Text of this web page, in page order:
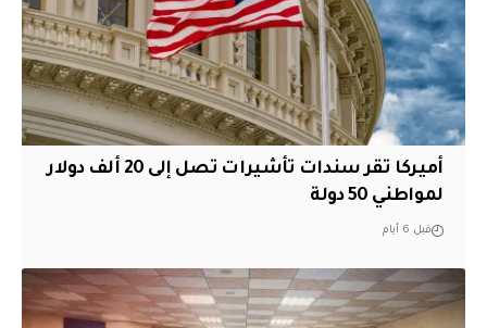
أميركا تقر سندات تأشيرات تصل إلى 20 ألف دولار
لمواطني 50 دولة
قبل 6 أيام